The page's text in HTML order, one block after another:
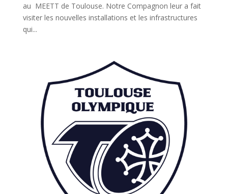
au MEETT de Toulouse. Notre Compagnon leur a fait
visiter les nouvelles installations et les infrastructures
qui...